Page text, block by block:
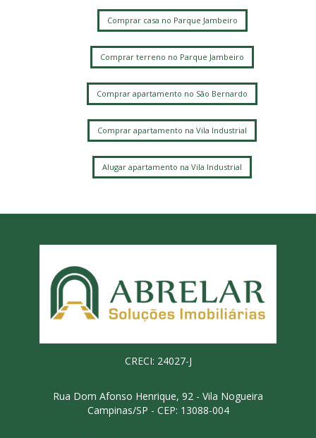
Comprar casa no Parque Jambeiro
Comprar terreno no Parque Jambeiro
Comprar apartamento no São Bernardo
Comprar apartamento na Vila Industrial
Alugar apartamento na Vila Industrial
CRECI: 24027-J
Rua Dom Afonso Henrique, 92 - Vila Nogueira
Campinas/SP - CEP: 13088-004